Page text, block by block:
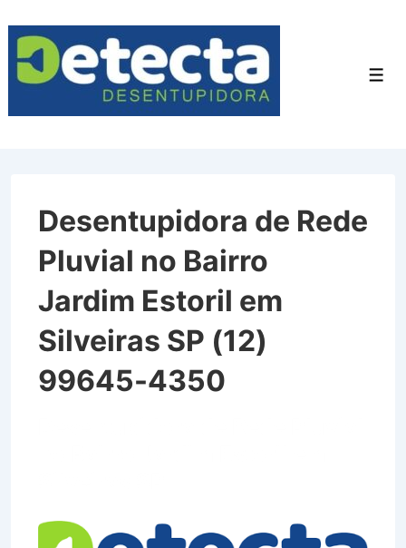
para
Conteúdo
Desentupidora de Rede
Pluvial no Bairro
Jardim Estoril em
Silveiras SP (12)
99645-4350